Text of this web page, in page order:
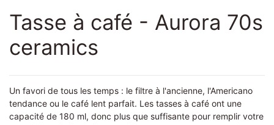
Tasse à café - Aurora 70s
ceramics
Un favori de tous les temps : le filtre à l'ancienne, l'Americano
tendance ou le café lent parfait. Les tasses à café ont une
capacité de 180 ml, donc plus que suffisante pour remplir votre